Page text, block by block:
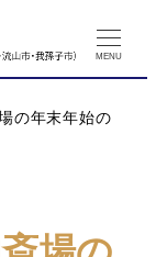
MENU
の年末年始の